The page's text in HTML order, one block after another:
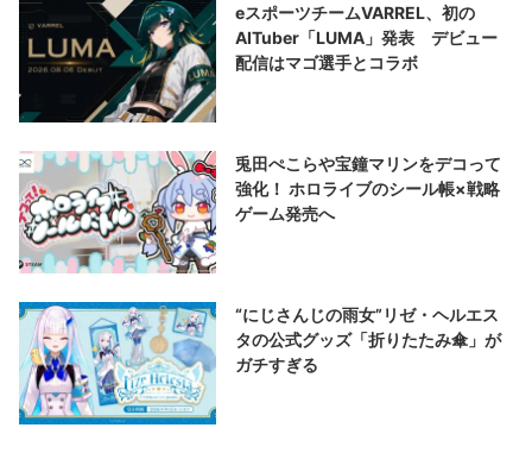
eスポーツチームVARREL、初の
AITuber「LUMA」発表 デビュー
配信はマゴ選手とコラボ
兎田ぺこらや宝鐘マリンをデコって
強化！ ホロライブのシール帳×戦略
ゲーム発売へ
“にじさんじの雨女”リゼ・ヘルエス
タの公式グッズ「折りたたみ傘」が
ガチすぎる